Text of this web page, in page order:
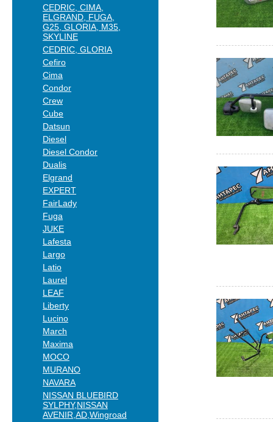
CEDRIC, CIMA,
ELGRAND, FUGA,
G25, GLORIA, M35,
SKYLINE
CEDRIC, GLORIA
Cefiro
Cima
Condor
Crew
Cube
Datsun
Diesel
Diesel Condor
Dualis
Elgrand
EXPERT
FairLady
Fuga
JUKE
Lafesta
Largo
Latio
Laurel
LEAF
Liberty
Lucino
March
Maxima
MOCO
MURANO
NAVARA
NISSAN BLUEBIRD
SYLPHY,NISSAN
AVENIR,AD,Wingroad